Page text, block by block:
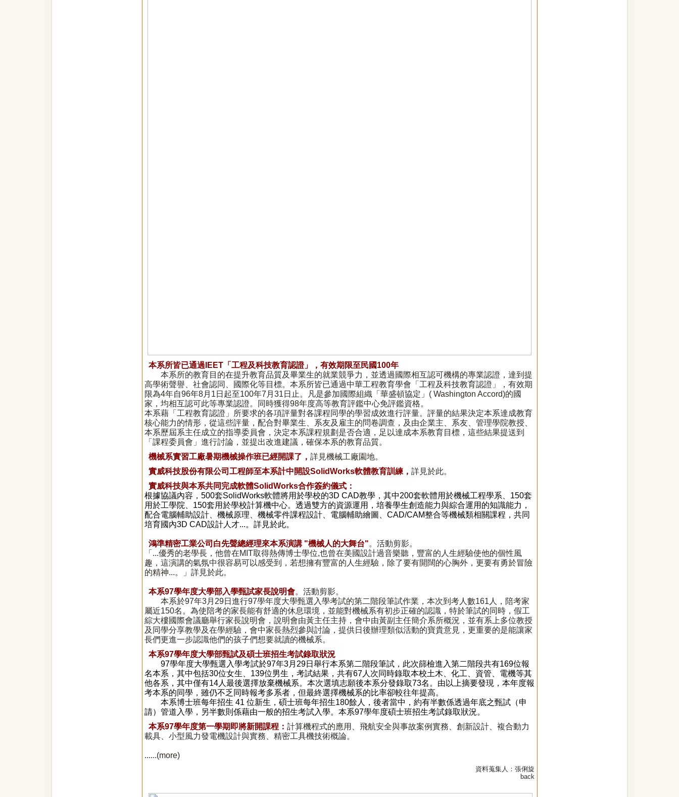
本系所皆已通過IEET「工程及科技教育認證」，有效期限至民國100年
本系所的教育目的在提升教育品質及畢業生的就業競爭力，並透過國際相互認可機構的專業認證，達到提
高學術聲譽、社會認同、國際化等目標。本系所皆已通過中華工程教育學會「工程及科技教育認證」，有效期
限為4年自96年8月1日起至100年7月31日止。凡是參加國際組織「華盛頓協定」( Washington Accord)的國
家，均相互認可此等專業認證。同時獲得98年度高等教育評鑑中心免評鑑資格。
本系藉「工程教育認證」所要求的各項評量對各課程同學的學習成效進行評量。評量的結果決定本系達成教育
核心能力的情形，從這些評量，配合對畢業生、系友及雇主的問卷調查，及由企業主、系友、管理學院教授、
本系歷屆系主任成立的指導委員會，決定本系課程規劃是否合適，足以達成本系教育目標，這些結果提送到
「課程委員會」進行討論，並提出改進建議，確保本系的教育品質。
機械系實習工廠暑期機械操作班已經開課了， 詳見機械工廠園地。
實威科技股份有限公司工程師至本系計中開設SolidWorks軟體教育訓練， 詳見於此。
實威科技與本系共同完成軟體SolidWorks合作簽約儀式：
根據協議內容，500套SolidWorks軟體將用於學校的3D CAD教學，其中200套軟體用於機械工程學系、150套
用於工學院、150套用於學校計算機中心。透過雙方的資源運用，培養學生創造能力與綜合運用的知識能力，
配合電腦輔助設計、機械原理、機械零件課程設計、電腦輔助繪圖、CAD/CAM整合等機械類相關課程，共同
培育國內3D CAD設計人才...。 詳見於此。
鴻準精密工業公司白先聲總經理來本系演講 "機械人的大舞台"。 活動剪影。
「...優秀的老學長，他曾在MIT取得熱傳博士學位,也曾在美國設計過音樂聽，豐富的人生經驗使他的個性風
趣，這演講的氣氛中很容易可以感受到，若想擁有豐富的人生經驗，除了要有開闊的心胸外，更要有勇於冒險
的精神...。」 詳見於此。
本系97學年度大學部入學甄試家長說明會。 活動剪影。
本系於97年3月29日進行97學年度大學甄選入學考試的第二階段筆試作業，本次到考人數161人，陪考家
屬近150名。為使陪考的家長能有舒適的休息環境，並能對機械系有初步正確的認識，特於筆試的同時，假工
綜大樓國際會議廳舉行家長說明會，說明會由黃主任主持，會中由黃副主任簡介系所概況，並有系上多位教授
及同學分享教學及在學經驗，會中家長熱烈參與討論，提供日後辦理類似活動的寶貴意見，更重要的是能讓家
長們更進一步認識他們的孩子們想要就讀的機械系。
本系97學年度大學部甄試及碩士班招生考試錄取狀況
97學年度大學甄選入學考試於97年3月29日舉行本系第二階段筆試，此次篩檢進入第二階段共有169位報
名本系，其中包括30位女生、139位男生，考試結果，共有67人次同時錄取本校土木、化工、資管、電機等其
他各系，其中僅有14人最後選擇放棄機械系。本次選填志願後本系分發錄取73名。由以上摘要發現，本年度報
考本系的同學，雖仍不乏同時報考多系者，但最終選擇機械系的比率卻較往年提高。
本系博士班每年招生 41 位新生，碩士班每年招生180餘人，後者當中，約有半數係透過年底之甄試（申
請）管道入學，另半數則係藉由一般的招生考試入學。本系97學年度碩士班招生考試錄取狀況。
本系97學年度第一學期即將新開課程： 計算機程式的應用 飛航安全與事故案例實務 創新設計
複合動力
載具
小型風力發電機設計與實務 精密工具機技術概論。
......(more)
資料蒐集人：張俐旋
back